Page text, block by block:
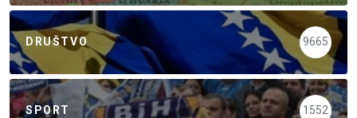
DRUŠTVO 9665
SPORT 1552